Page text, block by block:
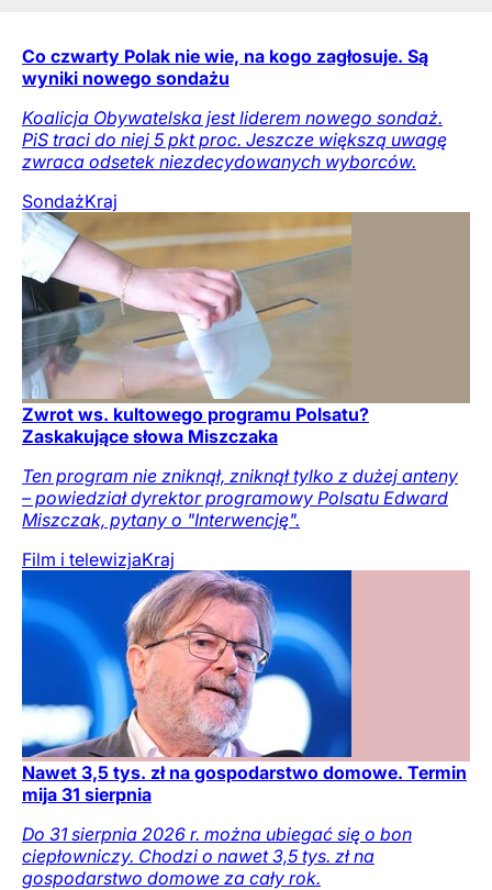
Co czwarty Polak nie wie, na kogo zagłosuje. Są
wyniki nowego sondażu
Koalicja Obywatelska jest liderem nowego sondaż.
PiS traci do niej 5 pkt proc. Jeszcze większą uwagę
zwraca odsetek niezdecydowanych wyborców.
SondażKraj
Zwrot ws. kultowego programu Polsatu?
Zaskakujące słowa Miszczaka
Ten program nie zniknął, zniknął tylko z dużej anteny
– powiedział dyrektor programowy Polsatu Edward
Miszczak, pytany o "Interwencję".
Film i telewizjaKraj
Nawet 3,5 tys. zł na gospodarstwo domowe. Termin
mija 31 sierpnia
Do 31 sierpnia 2026 r. można ubiegać się o bon
ciepłowniczy. Chodzi o nawet 3,5 tys. zł na
gospodarstwo domowe za cały rok.